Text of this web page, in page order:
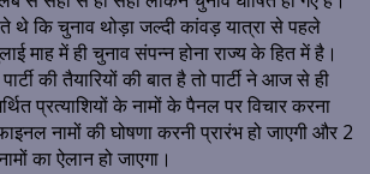
थे कि चुनाव थोड़ा जल्दी कांवड़ यात्रा से पहले
माह में ही चुनाव संपन्न होना राज्य के हित में है।
की तैयारियों की बात है तो पार्टी ने आज से ही
प्रत्याशियों के नामों के पैनल पर विचार करना
नामों की घोषणा करनी प्रारंभ हो जाएगी और 2
का ऐलान हो जाएगा।